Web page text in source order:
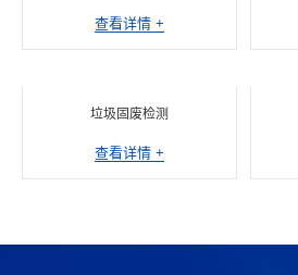
查看详情 +
垃圾固废检测
查看详情 +